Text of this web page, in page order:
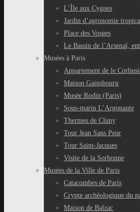
L’Île aux Cygnes
Jardin d’agronomie
Place des Vosges
Le Bassin de l’Arsenal,
Musées à Paris
Appartement de le
Maison Gainsbourg
Musée Rodin (Paris)
Sous-marin L’Argonaute
Thermes de Cluny
Tour Jean Sans Peur
Tour Saint-Jacques
Visite de la Sorbonne
Musées de la Ville de Paris
Catacombes de Paris
Crypte archéologique du
Maison de Balzac